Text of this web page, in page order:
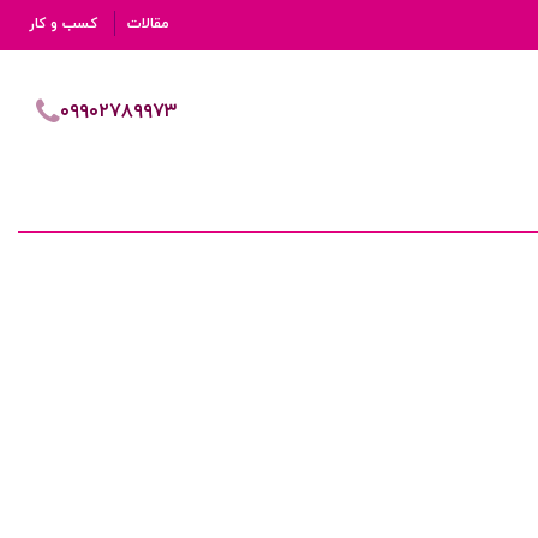
مقالات کسب و کار
۰۹۹۰۲۷۸۹۹۷۳